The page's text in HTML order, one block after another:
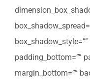
padding_bottom=””
margin_bottom=””